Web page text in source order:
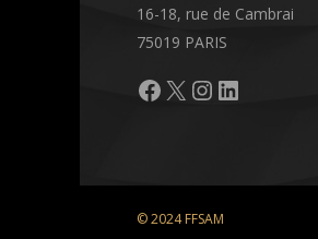
16-18, rue de Cambrai
75019 PARIS
Facebook
X Instagram
LinkedIn
© 2024 FFSAM